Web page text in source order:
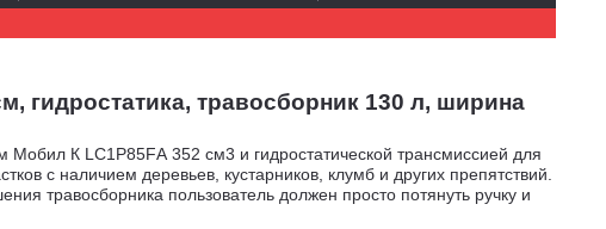
гидростатика, травосборник 130 л, ширина
К LC1P85FА 352 см3 и гидростатической трансмиссией для
с наличием деревьев, кустарников, клумб и других препятствий.
травосборника пользователь должен просто потянуть ручку и